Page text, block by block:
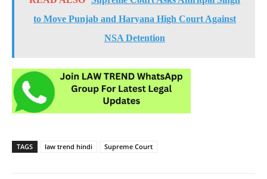
to Move Punjab and Haryana High Court Against
NSA Detention
TAGS law trend hindi Supreme Court